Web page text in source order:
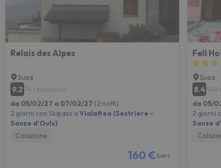
Relais des Alpes
Susa
9.2 74 recensioni
da 05/02/27 a 07/02/27 (2 notti)
2 giorni con Skipass a Vialattea (Sestriere -
Sauze d'Oulx)
Colazione
160 €/pers.
Fell
Susa
8.4448
da 05/
2 giorni
Sauze